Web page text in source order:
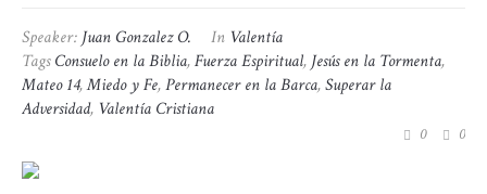
Speaker: Juan Gonzalez O. In Valentía
TagsConsuelo en la Biblia,Fuerza Espiritual, Jesús en la Tormenta,
Mateo 14,Miedo y Fe,Permanecer en la Barca,Superar la
Adversidad, Valentía Cristiana
0 0